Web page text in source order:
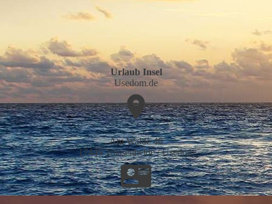
Urlaub Insel
Usedom.de
Am Walde 46
17449 Trassenheide / Usedom